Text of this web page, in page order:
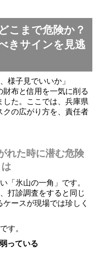
こまで危険か？
きサインを見逃
様子見でいいか」
財布と信用を一気に削る
た。ここでは、兵庫県
クの広がり方を、責任者
れた時に潜む危険
「氷山の一角」です。
打診調査をすると同じ
ースが現場では珍しく
す。
っている